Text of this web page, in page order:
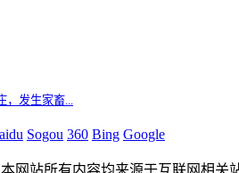
，发生家畜...
Sogou 360 Bing Google